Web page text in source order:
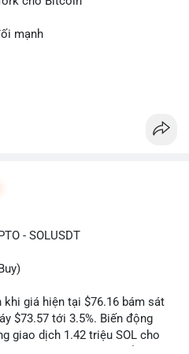
vẫn đủ sức tạo biến động
sàn tập trung.
lẻ:
động theo cảm xúc, ưu
này.
mạnh
- SOLUSDT
giá hiện tại $76.16 bám sát
$73.57 tới 3.5%. Biến động
giao dịch 1.42 triệu SOL cho